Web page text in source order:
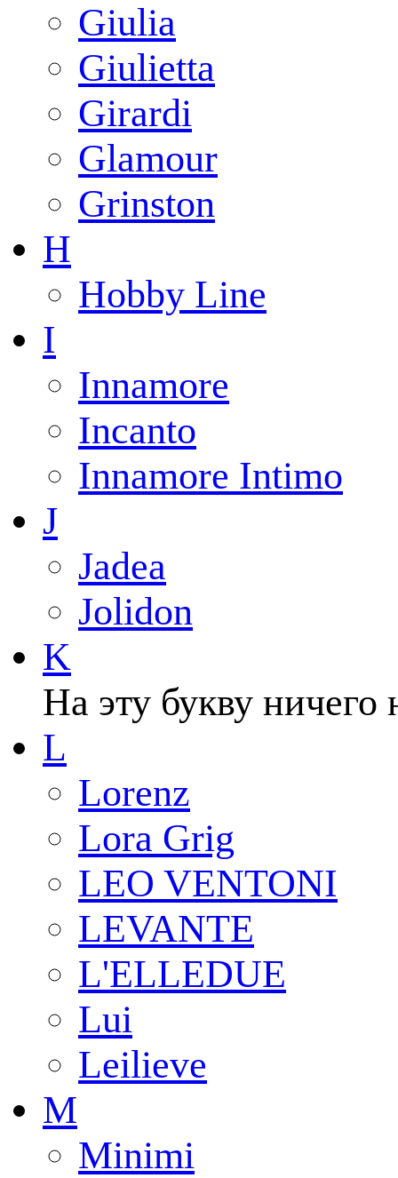
Giulia
Giulietta
Girardi
Glamour
Grinston
H
Hobby Line
I
Innamore
Incanto
Innamore Intimo
J
Jadea
Jolidon
K
На эту букву ничего
L
Lorenz
Lora Grig
LEO VENTONI
LEVANTE
L'ELLEDUE
Lui
Leilieve
M
Minimi